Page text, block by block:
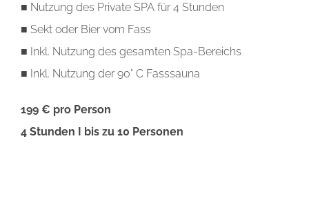
■ Nutzung des Private SPA für 4 Stunden
■ Sekt oder Bier vom Fass
■ Inkl. Nutzung des gesamten Spa-Bereichs
■ Inkl. Nutzung der 90° C Fasssauna
199 € pro Person
4 Stunden I bis zu 10 Personen